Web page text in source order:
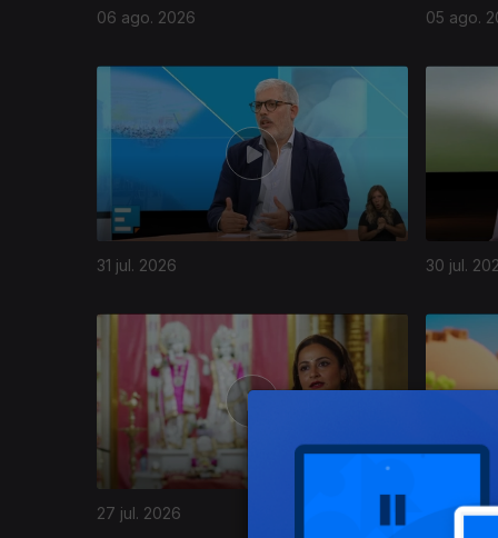
06 ago. 2026 05 ago.
31 jul. 2026 30 jul.
27 jul. 2026 24 jul.